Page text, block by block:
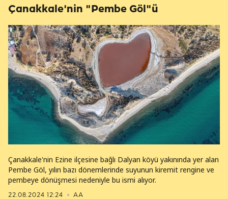
Çanakkale'nin "Pembe Göl"ü
22.08.2024 12:24 AA
Çanakkale'nin Ezine ilçesine bağlı Dalyan köyü yakınında yer alan
Pembe Göl, yılın bazı dönemlerinde suyunun kiremit rengine ve
pembeye dönüşmesi nedeniyle bu ismi alıyor.